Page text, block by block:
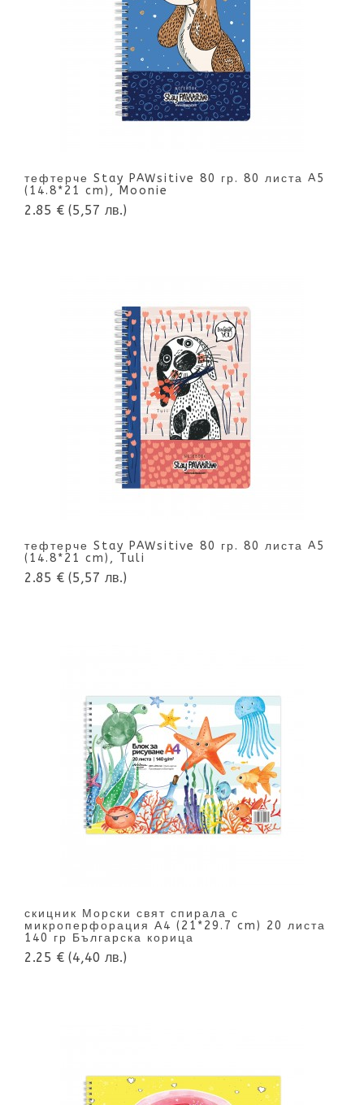
тефтерче Stay PAWsitive 80 гр. 80 листа A5
(14.8*21 cm), Moonie
2.85 € (5,57 лв.)
тефтерче Stay PAWsitive 80 гр. 80 листа A5
(14.8*21 cm), Tuli
2.85 € (5,57 лв.)
скицник Морски свят спирала с
микроперфорация А4 (21*29.7 cm) 20 листа
140 гр Българска корица
2.25 € (4,40 лв.)